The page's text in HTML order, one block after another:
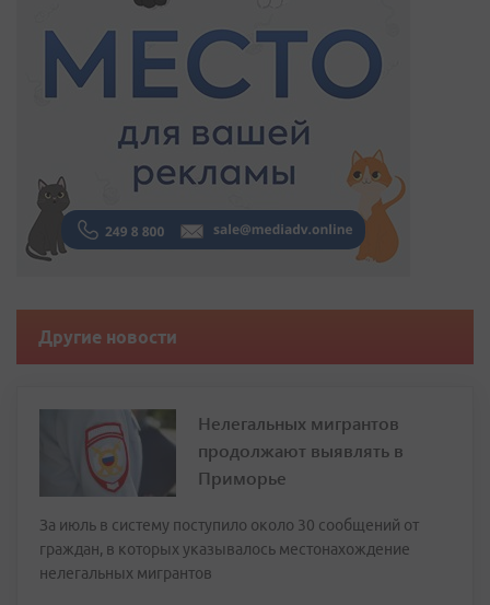
Другие новости
Нелегальных мигрантов
продолжают выявлять в
Приморье
За июль в систему поступило около 30 сообщений от
граждан, в которых указывалось местонахождение
нелегальных мигрантов